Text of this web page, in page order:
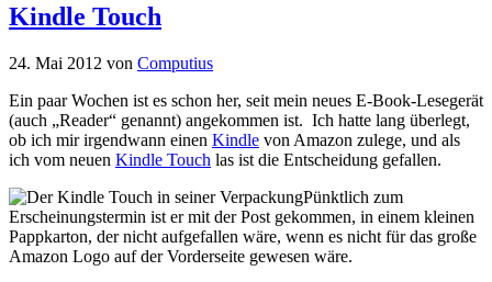
Kindle Touch
24. Mai 2012 von Computius
Ein paar Wochen ist es schon her, seit mein neues E-Book-Lesegerät
(auch „Reader“ genannt) angekommen ist. Ich hatte lang überlegt,
ob ich mir irgendwann einen Kindle von Amazon zulege, und als
ich vom neuen Kindle Touch las ist die Entscheidung gefallen.
Pünktlich zum
Erscheinungstermin ist er mit der Post gekommen, in einem kleinen
Pappkarton, der nicht aufgefallen wäre, wenn es nicht für das große
Amazon Logo auf der Vorderseite gewesen wäre.